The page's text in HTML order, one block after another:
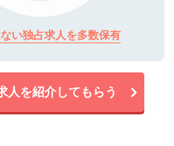
い独占求人を多数保有
人を紹介してもらう